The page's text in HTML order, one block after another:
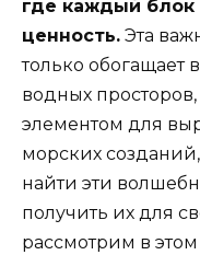
где каждый блок
ценность. Эта
только обогащает
водных
элементом для
морских
найти эти
получить их для
рассмотрим в